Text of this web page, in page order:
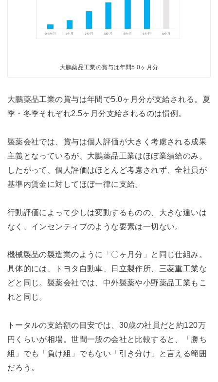
大鵬薬品工業の賞与は年間5.0ヶ月分
大鵬薬品工業の賞与は年間で5.0ヶ月分が支給される。夏
季・冬季それぞれ2.5ヶ月分支給されるのは慣例。
製薬会社では、賞与は個人評価が大きく考慮される成果
主義となっているが、大鵬薬品工業はほぼ業績給のみ。
したがって、個人評価はほとんど考慮されず、全社員が
基準内賃金に対してほぼ一律に支給。
行動評価によって少しは変動するものの、大きな違いは
なく、インセンティブのような要素は一切ない。
機械製品の製造業のように「〇ヶ月分」と同じ仕組み。
具体的には、トヨタ自動車、日立製作所、三菱重工業な
どと同じ。製薬会社では、中外製薬や小野薬品工業もこ
れと同じ。
トータルの支給額の目安では、30歳の社員だと約120万
円くらいが相場。世間一般の会社と比較すると、「勝ち
組」でも「負け組」でもない「引き分け」と言える範囲
だろう。